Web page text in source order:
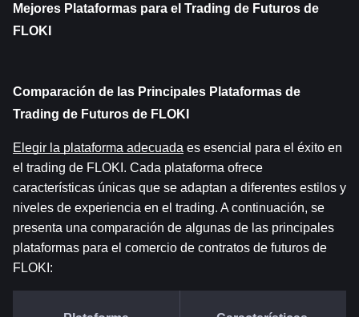
Mejores Plataformas para el Trading de Futuros de
FLOKI
Comparación de las Principales Plataformas de
Trading de Futuros de FLOKI
Elegir la plataforma adecuada es esencial para el éxito en
el trading de FLOKI. Cada plataforma ofrece
características únicas que se adaptan a diferentes estilos y
niveles de experiencia en el trading. A continuación, se
presenta una comparación de algunas de las principales
plataformas para el comercio de contratos de futuros de
FLOKI: